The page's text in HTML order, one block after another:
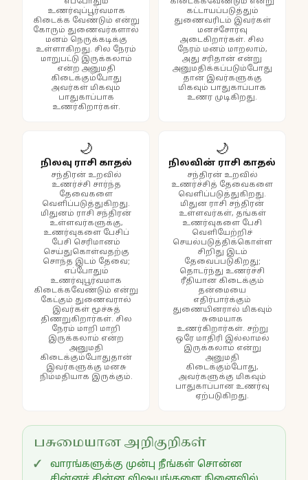
உணர்வுப்பூர்வமாக
கிடைக்க வேண்டும் என்று
கோரும் துணைவர்களால்
மனம் நெருக்கடிக்கு
உள்ளாகிறது. சில நேரம்
மாறுபட்டு இருக்கலாம்
என்ற அனுமதி
கிடைக்கும்போது
அவர்கள் மிகவும்
பாதுகாப்பாக
உணர்கிறார்கள்.
கட்டாயப்படுத்தும்
துணைவரிடம் இவர்கள்
மனச்சோர்வு
அடைகிறார்கள். சில
நேரம் மனம் மாறலாம்,
அது சரிதான் என்று
அனுமதிக்கப்படும்போது
தான் இவர்களுக்கு
மிகவும் பாதுகாப்பாக
உணர முடிகிறது.
🌙
நிலவு ராசி காதல்
சந்திரன் உறவில்
உணர்ச்சி சார்ந்த
தேவைகளை
வெளிப்படுத்துகிறது.
மிதுனம் ராசி சந்திரன்
உள்ளவர்களுக்கு,
உணர்வுகளை பேசிப்
பேசி செரிமானம்
செய்துகொள்வதற்கு
சொந்த இடம் தேவை;
எப்போதும்
உணர்வுபூர்வமாக
கிடைக்கவேண்டும் என்று
கேட்கும் துணைவரால்
இவர்கள் மூச்சுத்
திணறுகிறார்கள். சில
நேரம் மாறி மாறி
இருக்கலாம் என்ற
அனுமதி
கிடைக்கும்போதுதான்
இவர்களுக்கு மனசு
நிம்மதியாக இருக்கும்.
🌙
நிலவின் ராசி காதல்
சந்திரன் உறவில்
உணர்ச்சித் தேவைகளை
வெளிப்படுத்துகிறது.
மிதுன ராசி சந்திரன்
உள்ளவர்கள், தங்கள்
உணர்வுகளை பேசி
வெளியேற்றிச்
செயல்படுத்திக்கொள்ள
சிறிது இடம்
தேவைப்படுகிறது;
தொடர்ந்து உணர்ச்சி
ரீதியான கிடைக்கும்
தன்மையை
எதிர்பார்க்கும்
துணையினரால் மிகவும்
சுமையாக
உணர்கிறார்கள். சற்று
ஒரே மாதிரி இல்லாமல்
இருக்கலாம் என்று
அனுமதி
கிடைக்கும்போது,
அவர்களுக்கு மிகவும்
பாதுகாப்பான உணர்வு
ஏற்படுகிறது.
பசுமையான அறிகுறிகள்
வாரங்களுக்கு முன்பு நீங்கள் சொன்ன